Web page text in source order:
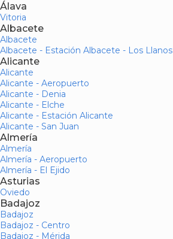
Álava
Vitoria
Albacete
Albacete
Albacete - Estación Albacete - Los Llanos
Alicante
Alicante
Alicante - Aeropuerto
Alicante - Denia
Alicante - Elche
Alicante - Estación Alicante
Alicante - San Juan
Almería
Almería
Almería - Aeropuerto
Almería - El Ejido
Asturias
Oviedo
Badajoz
Badajoz
Badajoz - Centro
Badajoz - Mérida